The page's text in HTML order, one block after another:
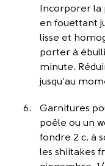
Incorporer la
en fouettant
lisse et
porter à
minute.
jusqu’au
Garnitures
poêle ou un
fondre 2 c. à
les shiitakes